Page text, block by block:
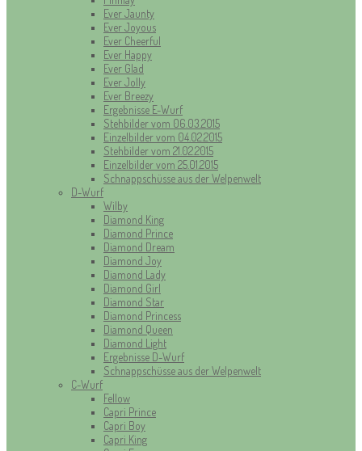
Ever Jaunty
Ever Joyous
Ever Cheerful
Ever Happy
Ever Glad
Ever Jolly
Ever Breezy
Ergebnisse E-Wurf
Stehbilder vom 06.03.2015
Einzelbilder vom 04.02.2015
Stehbilder vom 21.02.2015
Einzelbilder vom 25.01.2015
Schnappschüsse aus der Welpenwelt
D-Wurf
Wilby
Diamond King
Diamond Prince
Diamond Dream
Diamond Joy
Diamond Lady
Diamond Girl
Diamond Star
Diamond Princess
Diamond Queen
Diamond Light
Ergebnisse D-Wurf
Schnappschüsse aus der Welpenwelt
C-Wurf
Fellow
Capri Prince
Capri Boy
Capri King